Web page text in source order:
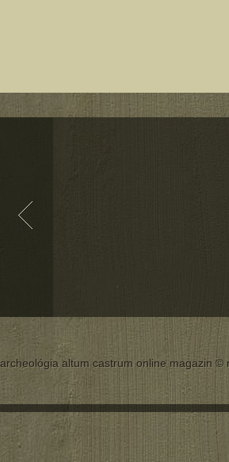
archeológia altum castrum online magazin